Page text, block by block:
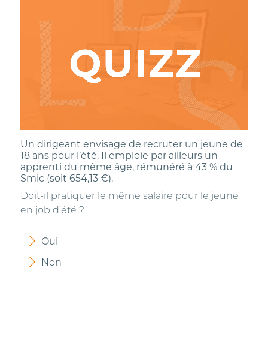
Un dirigeant envisage de recruter un jeune de
18 ans pour l’été. Il emploie par ailleurs un
apprenti du même âge, rémunéré à 43 % du
Smic (soit 654,13 €).
Doit-il pratiquer le même salaire pour le jeune
en job d’été ?
Oui
Non